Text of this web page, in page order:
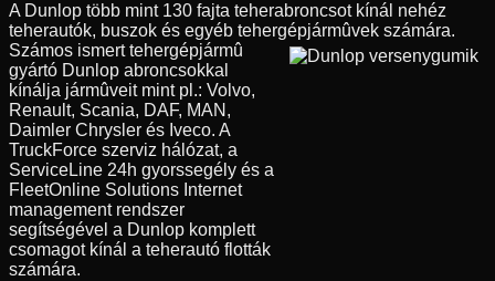
A Dunlop több mint 130 fajta teherabroncsot kínál nehéz
teherautók, buszok és egyéb tehergépjármûvek számára.
Számos ismert tehergépjármû
gyártó Dunlop abroncsokkal
kínálja jármûveit mint pl.: Volvo,
Renault, Scania, DAF, MAN,
Daimler Chrysler és Iveco. A
TruckForce szerviz hálózat, a
ServiceLine 24h gyorssegély és a
FleetOnline Solutions Internet
management rendszer
segítségével a Dunlop komplett
csomagot kínál a teherautó flották
számára.